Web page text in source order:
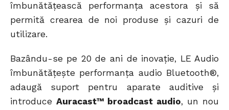
îmbunătățească performanța acestora și să
permită crearea de noi produse și cazuri de
utilizare.
Bazându-se pe 20 de ani de inovație, LE Audio
îmbunătățește performanța audio Bluetooth®,
adaugă suport pentru aparate auditive și
introduce Auracast™ broadcast audio, un nou